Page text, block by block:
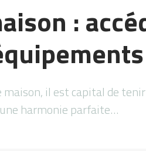
:
maison, il est capital de
harmonie parfaite…